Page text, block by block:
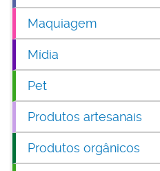
Maquiagem
Mídia
Pet
Produtos artesanais
Produtos orgânicos